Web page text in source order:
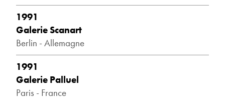
1991
Galerie Scanart
Berlin - Allemagne
1991
Galerie Palluel
Paris - France